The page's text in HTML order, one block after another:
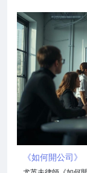
《如何開公司》